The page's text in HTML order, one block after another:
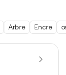
Arbre Encre